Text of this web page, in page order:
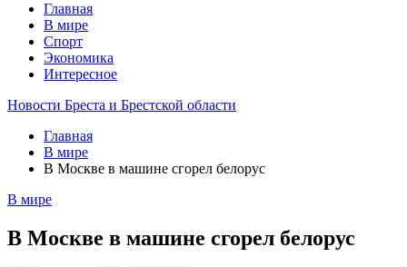
Главная
В мире
Спорт
Экономика
Интересное
Новости Бреста и Брестской области
Главная
В мире
В Москве в машине сгорел белорус
В мире
В Москве в машине сгорел белорус